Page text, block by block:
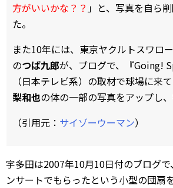
方がいいかな？？」と、写真を自ら
た。
また10年には、東京ヤクルトスワロ
のつば九郎が、ブログで、『Going!
（日本テレビ系）の取材で球場に来
梨和也の体の一部の写真をアップし、
（引用元： サイゾーウーマン）
宇多田は2007年10月10日付のブログ
ンサートでもらったという小型の団扇